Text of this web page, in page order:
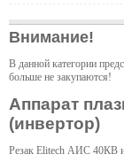
Внимание!
В данной категории
больше не закупаются!
Аппарат
(инвертор)
Резак Elitech АИС 40КB